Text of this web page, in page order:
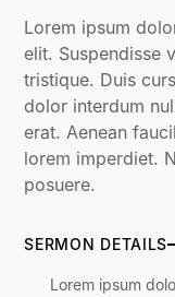
Lorem ipsum
elit. Suspendisse
tristique. Duis
dolor interdum
erat. Aenean
lorem imperdiet.
posuere.
SERMON DETAILS
Lorem ipsum